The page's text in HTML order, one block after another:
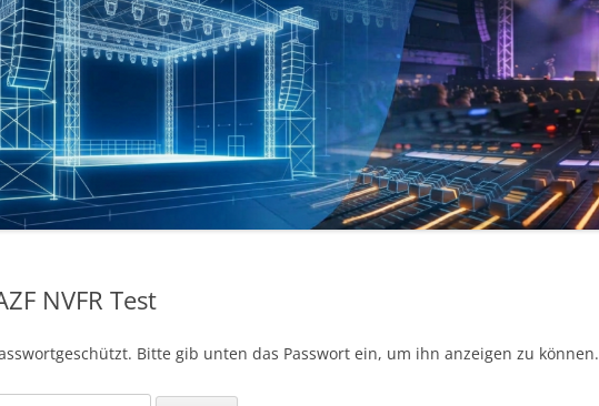
NVFR Test
Bitte gib unten das Passwort ein, um ihn anzeigen zu können.